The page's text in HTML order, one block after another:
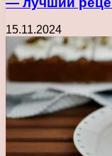
15.11.2024